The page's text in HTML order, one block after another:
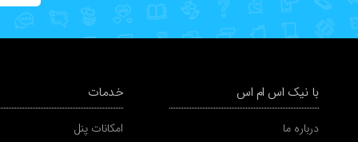
با نیک اس ام اس
درباره ما
خدمات
امکانات پنل